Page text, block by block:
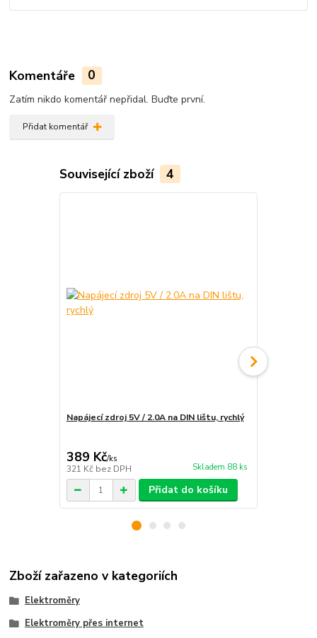
Komentáře 0
Zatím nikdo komentář nepřidal. Buďte první.
Přidat komentář
Související zboží 4
Napájecí zdroj 5V / 2.0A na DIN lištu, rychlý
389 Kč/ks
321 Kč bez DPH Skladem 88 ks
Přidat do košíku
Zboží zařazeno v kategoriích
Elektroměry
Elektroměry přes internet